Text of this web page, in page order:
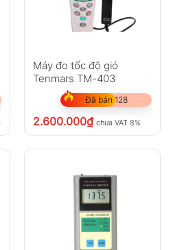
chưa VAT 8%
Máy đo tốc độ gió
Tenmars TM-403
Đã bán 128
2.600.000₫ chưa VAT 8%